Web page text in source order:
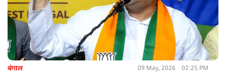
बंगाल 09 May, 2026 02:25 PM